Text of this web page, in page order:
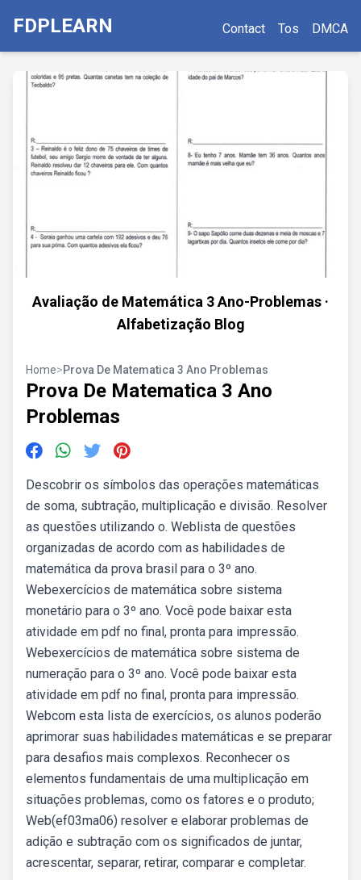
FDPLEARN Contact Tos DMCA
Avaliação de Matemática 3 Ano-Problemas ·
Alfabetização Blog
Home>Prova De Matematica 3 Ano Problemas
Prova De Matematica 3 Ano
Problemas
Descobrir os símbolos das operações matemáticas
de soma, subtração, multiplicação e divisão. Resolver
as questões utilizando o. Weblista de questões
organizadas de acordo com as habilidades de
matemática da prova brasil para o 3º ano.
Webexercícios de matemática sobre sistema
monetário para o 3º ano. Você pode baixar esta
atividade em pdf no final, pronta para impressão.
Webexercícios de matemática sobre sistema de
numeração para o 3º ano. Você pode baixar esta
atividade em pdf no final, pronta para impressão.
Webcom esta lista de exercícios, os alunos poderão
aprimorar suas habilidades matemáticas e se preparar
para desafios mais complexos. Reconhecer os
elementos fundamentais de uma multiplicação em
situações problemas, como os fatores e o produto;
Web(ef03ma06) resolver e elaborar problemas de
adição e subtração com os significados de juntar,
acrescentar, separar, retirar, comparar e completar.